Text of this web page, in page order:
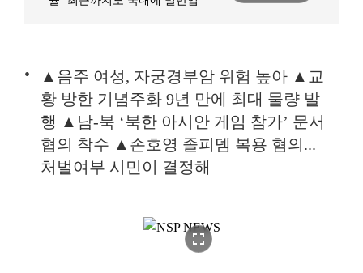
▲음주 여성, 자궁경부암 위험 높아 ▲교
황 방한 기념주화 9년 만에 최대 물량 발
행 ▲남-북 ‘북한 아시안 게임 참가’ 문서
협의 착수 ▲손호영 졸피뎀 복용 혐의...
처벌여부 시민이 결정해
fullscreen